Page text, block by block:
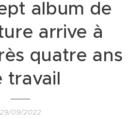
album de
arrive à
quatre ans
travail
29/09/2022